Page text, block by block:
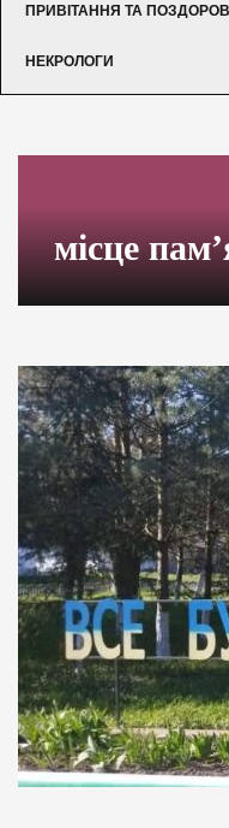
ПРИВІТАННЯ ТА
НЕКРОЛОГИ
місце